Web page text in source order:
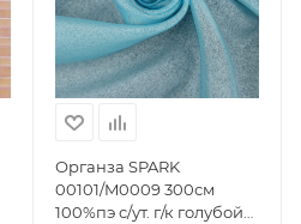
Органза SPARK
00101/M0009 300см
100%пэ с/ут. г/к голубой